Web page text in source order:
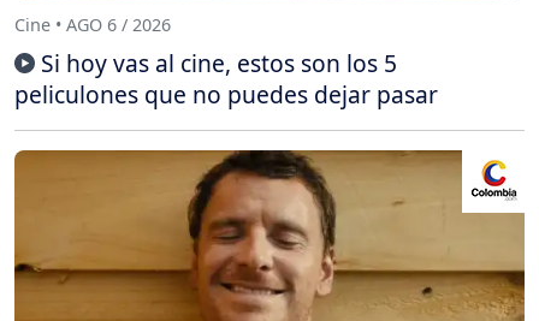
Cine • AGO 6 / 2026
Si hoy vas al cine, estos son los 5
peliculones que no puedes dejar pasar